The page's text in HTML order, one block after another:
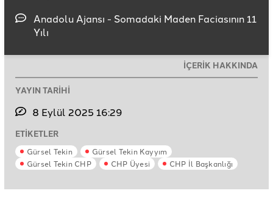
Anadolu Ajansı - Somadaki Maden Faciasının 11
Yılı
İÇERİK HAKKINDA
YAYIN TARİHİ
8 Eylül 2025 16:29
ETİKETLER
Gürsel Tekin
Gürsel Tekin Kayyım
Gürsel Tekin CHP
CHP Üyesi CHP İl Başkanlığı